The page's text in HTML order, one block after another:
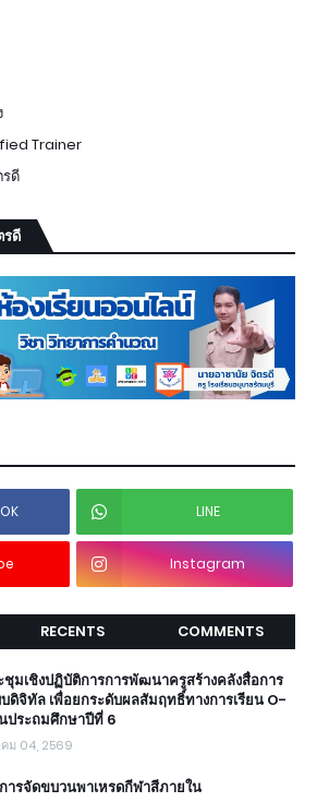
Trainer
ดี
รดี
LINE
Instagram
RECENTS COMMENTS
ชุมเชิงปฏิบัติการการพัฒนาครูสร้างคลังสื่อการ
ดิจิทัล เพื่อยกระดับผลสัมฤทธิ์ทางการเรียน O-
ประถมศึกษาปีที่ 6
คม 04, 2569
ารจัดขบวนพาเหรดกีฬาสีภายใน